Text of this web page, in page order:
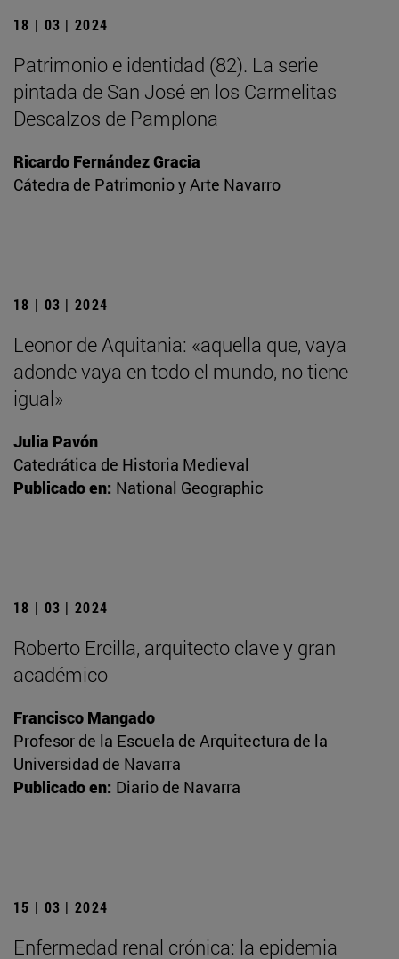
18 | 03 | 2024
Patrimonio e identidad (82). La serie
pintada de San José en los Carmelitas
Descalzos de Pamplona
Ricardo Fernández Gracia
Cátedra de Patrimonio y Arte Navarro
18 | 03 | 2024
Leonor de Aquitania: «aquella que, vaya
adonde vaya en todo el mundo, no tiene
igual»
Julia Pavón
Catedrática de Historia Medieval
Publicado en: National Geographic
18 | 03 | 2024
Roberto Ercilla, arquitecto clave y gran
académico
Francisco Mangado
Profesor de la Escuela de Arquitectura de la
Universidad de Navarra
Publicado en: Diario de Navarra
15 | 03 | 2024
Enfermedad renal crónica: la epidemia